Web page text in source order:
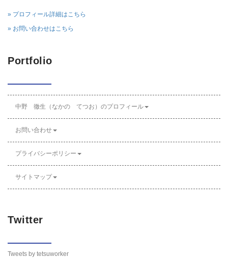
» プロフィール詳細はこちら
» お問い合わせはこちら
Portfolio
中野 徹生（なかの てつお）のプロフィール
お問い合わせ
プライバシーポリシー
サイトマップ
Twitter
Tweets by tetsuworker